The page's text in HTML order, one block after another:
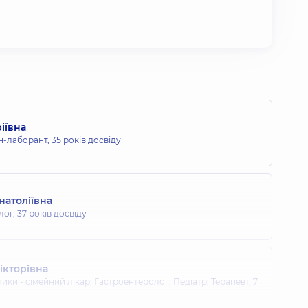
лаборант, 35 років досвіду
37 років досвіду
- сімейний лікар; Гастроентеролог; Педіатр; Терапевт, 7